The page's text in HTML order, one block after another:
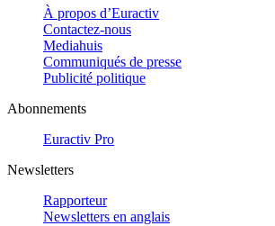
À propos d’Euractiv
Contactez-nous
Mediahuis
Communiqués de presse
Publicité politique
Abonnements
Euractiv Pro
Newsletters
Rapporteur
Newsletters en anglais